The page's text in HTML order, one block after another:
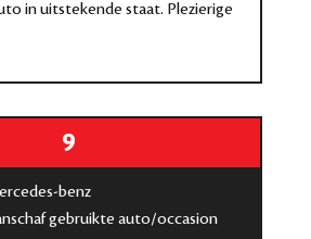
in uitstekende staat. Plezierige
9
benz
gebruikte auto/occasion